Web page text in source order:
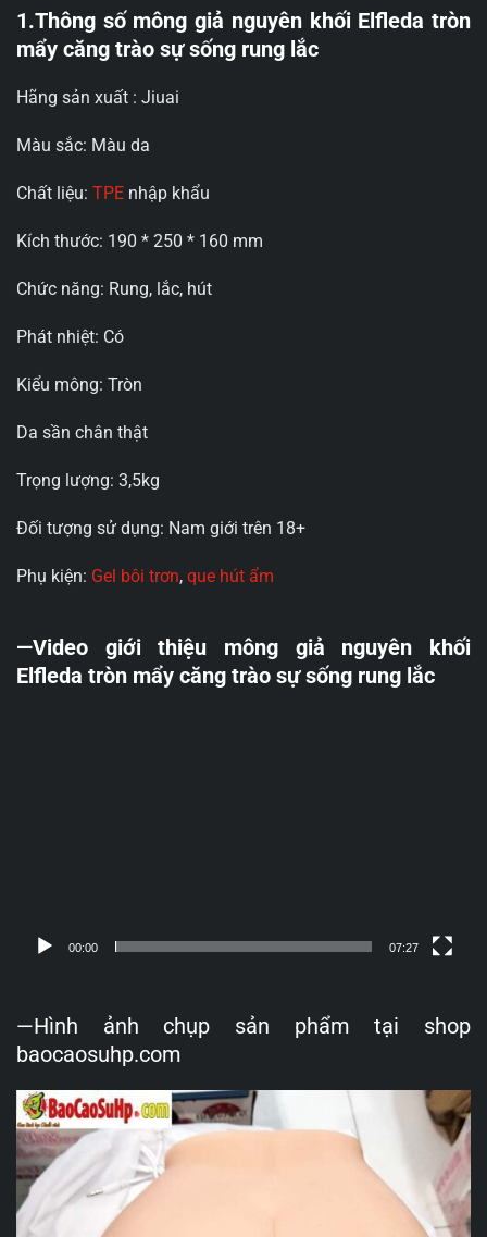
1.Thông số mông giả nguyên khối Elfleda tròn
mẩy căng trào sự sống rung lắc
Hãng sản xuất : Jiuai
Màu sắc: Màu da
Chất liệu: TPE nhập khẩu
Kích thước: 190 * 250 * 160 mm
Chức năng: Rung, lắc, hút
Phát nhiệt: Có
Kiểu mông: Tròn
Da sần chân thật
Trọng lượng: 3,5kg
Đối tượng sử dụng: Nam giới trên 18+
Phụ kiện: Gel bôi trơn, que hút ẩm
—Video giới thiệu mông giả nguyên khối
Elfleda tròn mẩy căng trào sự sống rung lắc
00:00 07:27
—Hình ảnh chụp sản phẩm tại shop
baocaosuhp.com